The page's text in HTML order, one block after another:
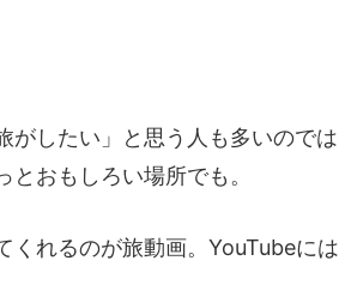
がしたい」と思う人も多いので
おもしろい場所でも。
くれるのが旅動画。YouTubeに